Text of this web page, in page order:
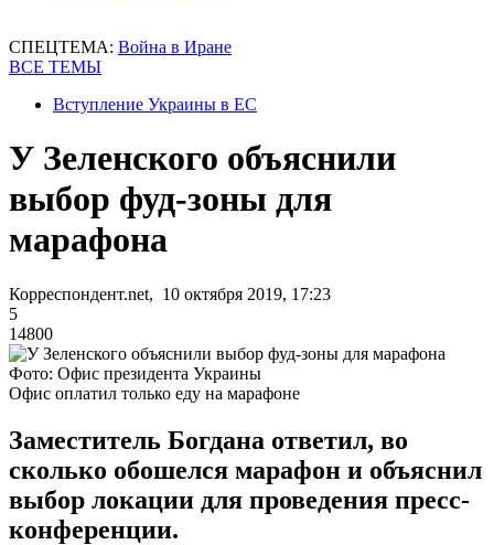
СПЕЦТЕМА: Война в Иране
ВСЕ ТЕМЫ
Вступление Украины в ЕС
У Зеленского объяснили
выбор фуд-зоны для
марафона
Корреспондент.net, 10 октября 2019, 17:23
5
14800
Фото: Офис президента Украины
Офис оплатил только еду на марафоне
Заместитель Богдана ответил, во
сколько обошелся марафон и объяснил
выбор локации для проведения пресс-
конференции.